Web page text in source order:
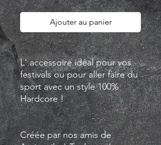
Ajouter au panier
L' accessoire idéal pour vos
festivals ou pour aller faire du
sport avec un style 100%
Hardcore !
Créée par nos amis de